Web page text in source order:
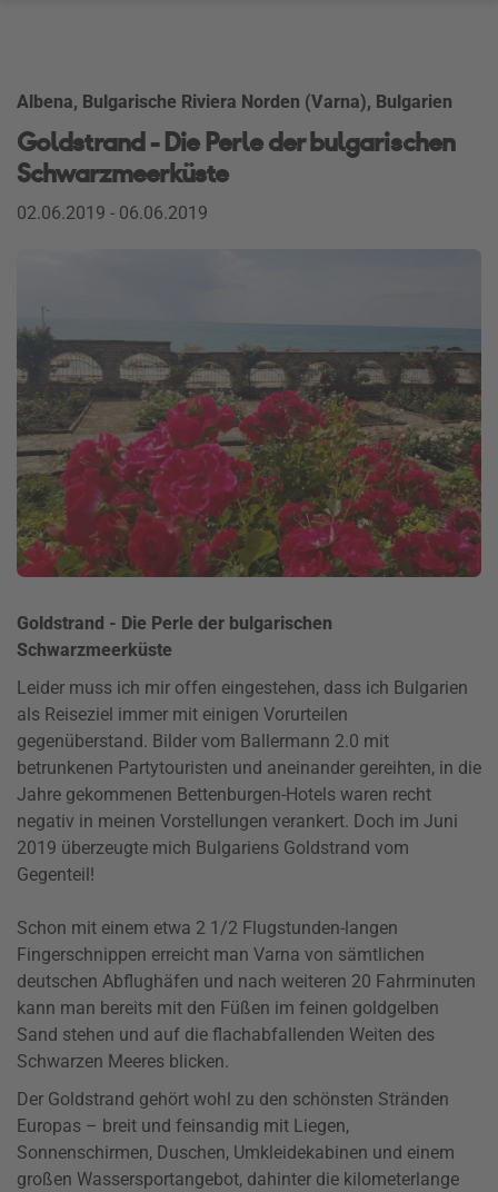
Albena, Bulgarische Riviera Norden (Varna), Bulgarien
Goldstrand - Die Perle der bulgarischen
Schwarzmeerküste
02.06.2019 - 06.06.2019
Goldstrand - Die Perle der bulgarischen
Schwarzmeerküste
Leider muss ich mir offen eingestehen, dass ich Bulgarien
als Reiseziel immer mit einigen Vorurteilen
gegenüberstand. Bilder vom Ballermann 2.0 mit
betrunkenen Partytouristen und aneinander gereihten, in die
Jahre gekommenen Bettenburgen-Hotels waren recht
negativ in meinen Vorstellungen verankert. Doch im Juni
2019 überzeugte mich Bulgariens Goldstrand vom
Gegenteil!
Schon mit einem etwa 2 1/2 Flugstunden-langen
Fingerschnippen erreicht man Varna von sämtlichen
deutschen Abflughäfen und nach weiteren 20 Fahrminuten
kann man bereits mit den Füßen im feinen goldgelben
Sand stehen und auf die flachabfallenden Weiten des
Schwarzen Meeres blicken.
Der Goldstrand gehört wohl zu den schönsten Stränden
Europas – breit und feinsandig mit Liegen,
Sonnenschirmen, Duschen, Umkleidekabinen und einem
großen Wassersportangebot, dahinter die kilometerlange